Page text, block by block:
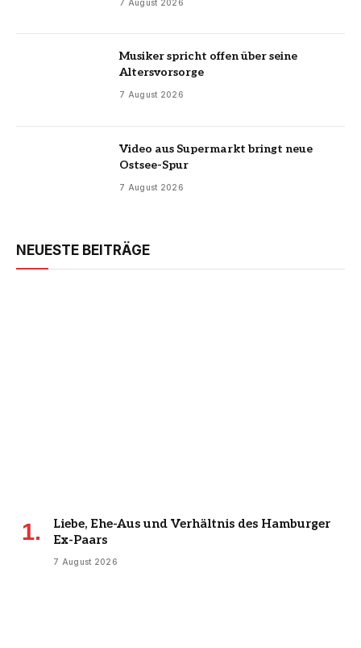
7 August 2026
Musiker spricht offen über seine
Altersvorsorge
7 August 2026
Video aus Supermarkt bringt neue
Ostsee-Spur
7 August 2026
NEUESTE BEITRÄGE
Liebe, Ehe-Aus und Verhältnis des Hamburger
Ex-Paars
7 August 2026